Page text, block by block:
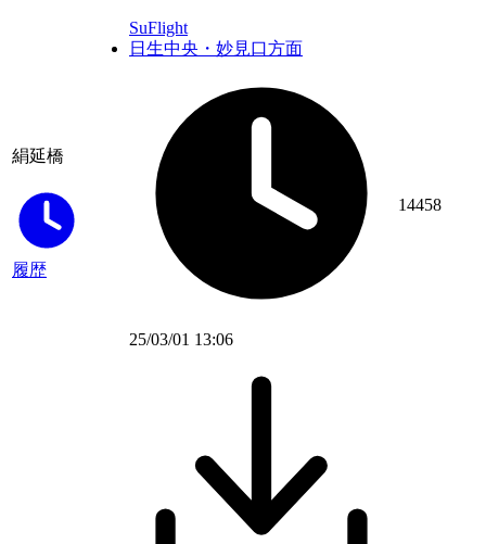
絹延橋
履歴
SuFlight
日生中央・妙見口方面
25/03/01 13:06
14458